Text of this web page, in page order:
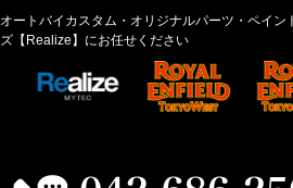
オートバイカスタム・オリジナルパーツ・ペイン
ズ【Realize】にお任せください